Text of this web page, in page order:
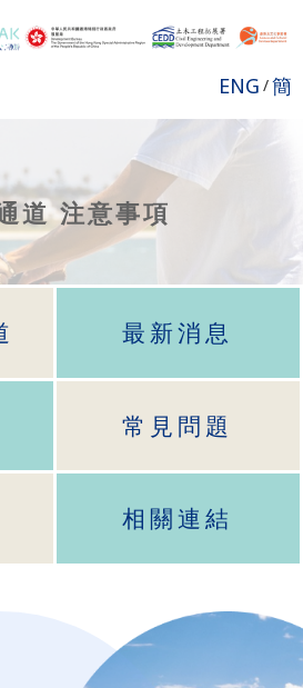
ENG /簡
道 注意事項
最新消息
常見問題
相關連結